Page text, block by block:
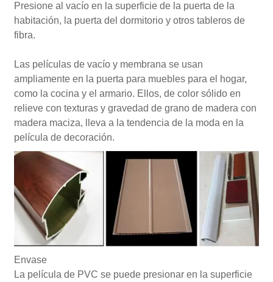
Presione al vacío en la superficie de la puerta de la
habitación, la puerta del dormitorio y otros tableros de
fibra.
Las películas de vacío y membrana se usan
ampliamente en la puerta para muebles para el hogar,
como la cocina y el armario. Ellos, de color sólido en
relieve con texturas y gravedad de grano de madera con
madera maciza, lleva a la tendencia de la moda en la
película de decoración.
Envase
La película de PVC se puede presionar en la superficie